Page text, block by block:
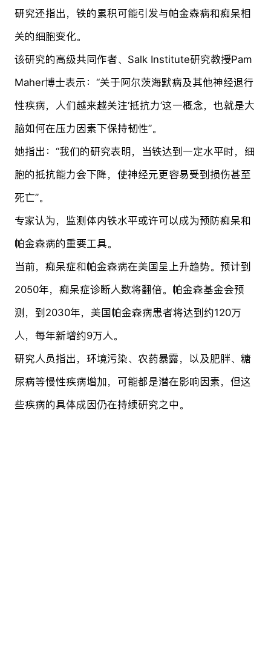
研究还指出，铁的累积可能引发与帕金森病和痴呆相
关的细胞变化。
该研究的高级共同作者、Salk Institute研究教授Pam
Maher博士表示：“关于阿尔茨海默病及其他神经退行
性疾病，人们越来越关注‘抵抗力’这一概念，也就是大
脑如何在压力因素下保持韧性”。
她指出：“我们的研究表明，当铁达到一定水平时，细
胞的抵抗能力会下降，使神经元更容易受到损伤甚至
死亡”。
专家认为，监测体内铁水平或许可以成为预防痴呆和
帕金森病的重要工具。
当前，痴呆症和帕金森病在美国呈上升趋势。预计到
2050年，痴呆症诊断人数将翻倍。帕金森基金会预
测，到2030年，美国帕金森病患者将达到约120万
人，每年新增约9万人。
研究人员指出，环境污染、农药暴露，以及肥胖、糖
尿病等慢性疾病增加，可能都是潜在影响因素，但这
些疾病的具体成因仍在持续研究之中。